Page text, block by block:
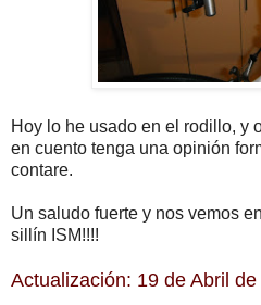
Hoy lo he usado en el rodillo, y
en cuento tenga una opinión
contare.
Un saludo fuerte y nos vemos
sillín ISM!!!!
Actualización: 19 de Abril